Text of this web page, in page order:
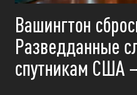
Вашингтон
Разведданные
спутникам США